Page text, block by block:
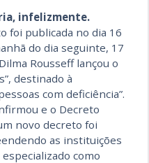
infelizmente.
foi publicada no dia 16
do dia seguinte, 17
Rousseff lançou o
destinado à
com deficiência”.
e o Decreto
novo decreto foi
as instituições
como